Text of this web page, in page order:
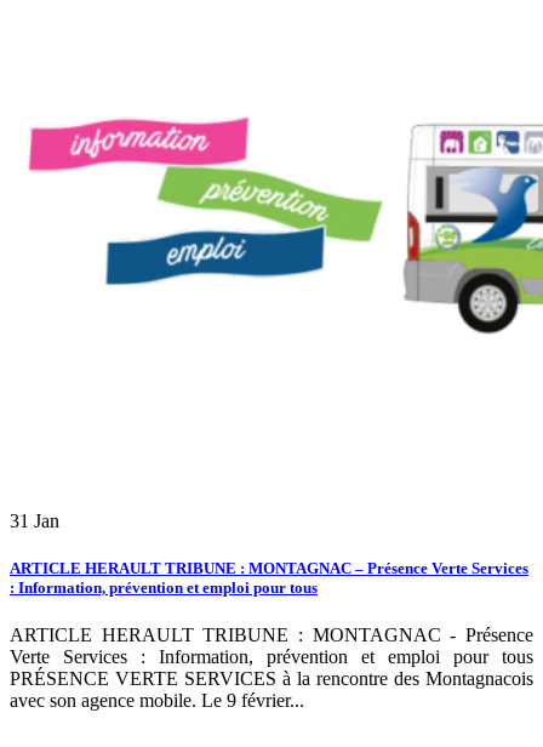
31 Jan
ARTICLE HERAULT TRIBUNE : MONTAGNAC – Présence Verte Services
: Information, prévention et emploi pour tous
ARTICLE HERAULT TRIBUNE : MONTAGNAC - Présence
Verte Services : Information, prévention et emploi pour tous
PRÉSENCE VERTE SERVICES à la rencontre des Montagnacois
avec son agence mobile. Le 9 février...